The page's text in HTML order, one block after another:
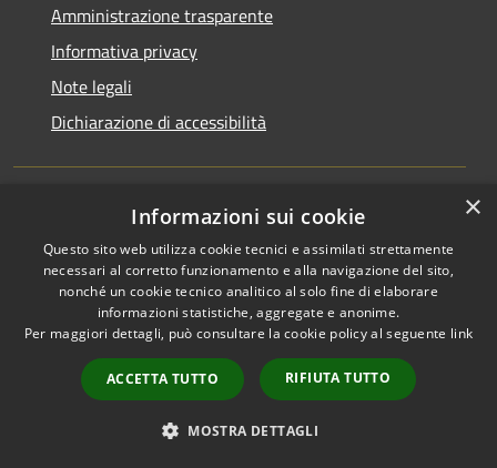
Amministrazione trasparente
Informativa privacy
Note legali
Dichiarazione di accessibilità
Accessibilità
Privacy
Mappa del sito
Cloud Office
Portale dipendenti
San Martino di Venezze •
Powered byMunicipium
Accesso redazione
×
Informazioni sui cookie
Questo sito web utilizza cookie tecnici e assimilati strettamente
necessari al corretto funzionamento e alla navigazione del sito,
nonché un cookie tecnico analitico al solo fine di elaborare
informazioni statistiche, aggregate e anonime.
Per maggiori dettagli, può consultare la cookie policy al seguente link
ACCETTA TUTTO RIFIUTA TUTTO
MOSTRA DETTAGLI